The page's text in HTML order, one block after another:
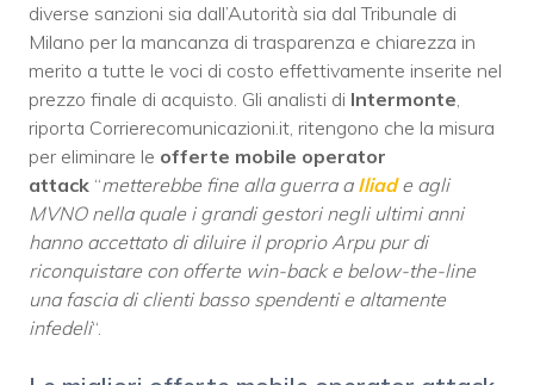
diverse sanzioni sia dall’Autorità sia dal Tribunale di
Milano per la mancanza di trasparenza e chiarezza in
merito a tutte le voci di costo effettivamente inserite nel
prezzo finale di acquisto. Gli analisti di Intermonte,
riporta Corrierecomunicazioni.it, ritengono che la misura
per eliminare le offerte mobile operator
attack “metterebbe fine alla guerra a Iliade agli
MVNO nella quale i grandi gestori negli ultimi anni
hanno accettato di diluire il proprio Arpu pur di
riconquistare con offerte win-back e below-the-line
una fascia di clienti basso spendenti e altamente
infedeli“.